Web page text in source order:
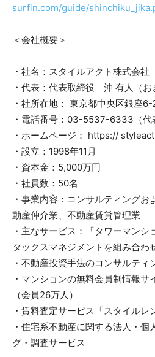
surfin.com/guide/
＜会社概要＞
・社名：スタイルアクト株式会社
・代表：代表取締役 沖 有人（お
・社所在地： 東京都中央区銀座
・電話番号：03-5537-6333（代
・ホームページ： https://
・設立：1998年11月
・資本金：5,000万円
・社員数：50名
・事業内容：コンサルティング
動産仲介業、不動産賃貸管理業
・主なサービス：「タワーマンシ
タックスマネジメントを組み合わ
・不動産投資手法のコンサルティ
・マンションの無料会員制情報サ
（会員26万人）
・賃料査定サービス「スタイルレ
・住宅系不動産に関する法人・個
グ・調査サービス